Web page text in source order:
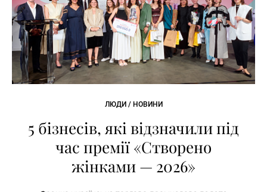
ЛЮДИ / НОВИНИ
5 бізнесів, які відзначили під
час премії «Створено
жінками — 2026»